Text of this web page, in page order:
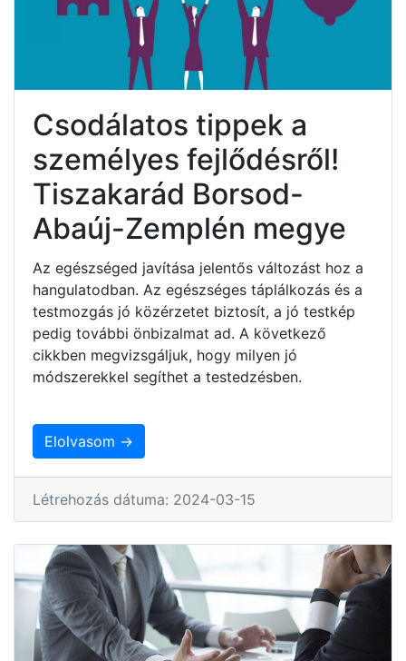
Csodálatos tippek a
személyes fejlődésről!
Tiszakarád Borsod-
Abaúj-Zemplén megye
Az egészséged javítása jelentős változást hoz a
hangulatodban. Az egészséges táplálkozás és a
testmozgás jó közérzetet biztosít, a jó testkép
pedig további önbizalmat ad. A következő
cikkben megvizsgáljuk, hogy milyen jó
módszerekkel segíthet a testedzésben.
Elolvasom →
Létrehozás dátuma: 2024-03-15